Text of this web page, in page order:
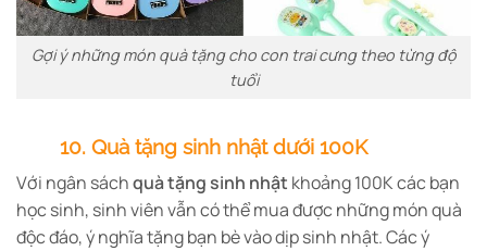
Gợi ý những món quà tặng cho con trai cưng theo từng độ
tuổi
10. Quà tặng sinh nhật dưới 100K
Với ngân sáchquà tặng sinh nhật khoảng 100K các bạn
học sinh, sinh viên vẫn có thể mua được những món quà
độc đáo, ý nghĩa tặng bạn bè vào dịp sinh nhật. Các ý